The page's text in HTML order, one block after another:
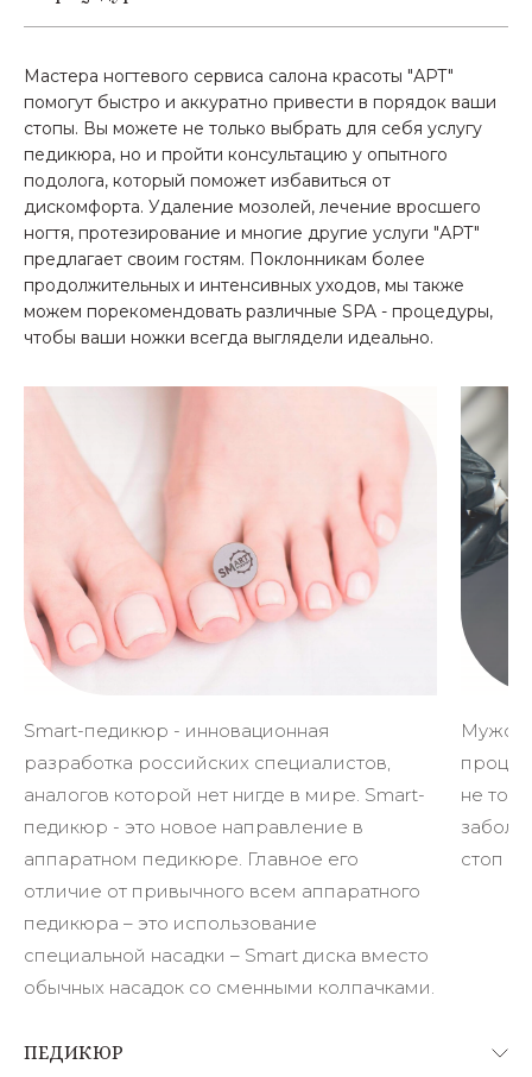
Мастера ногтевого сервиса салона красоты "АРТ"
помогут быстро и аккуратно привести в порядок ваши
стопы. Вы можете не только выбрать для себя услугу
педикюра, но и пройти консультацию у опытного
подолога, который поможет избавиться от
дискомфорта. Удаление мозолей, лечение вросшего
ногтя, протезирование и многие другие услуги "АРТ"
предлагает своим гостям. Поклонникам более
продолжительных и интенсивных уходов, мы также
можем порекомендовать различные SPA - процедуры,
чтобы ваши ножки всегда выглядели идеально.
Smart-педикюр - инновационная
разработка российских специалистов,
аналогов которой нет нигде в мире. Smart-
педикюр - это новое направление в
аппаратном педикюре. Главное его
отличие от привычного всем аппаратного
педикюра – это использование
специальной насадки – Smart диска вместо
обычных насадок со сменными колпачками.
не
стоп и
ПЕДИКЮР